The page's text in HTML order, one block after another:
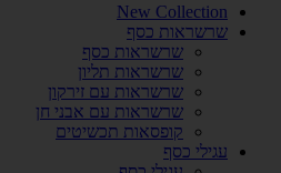
New Collection
שרשראות כסף
שרשראות כסף
שרשראות תליון
שרשראות עם זירקון
שרשראות עם אבני חן
קופסאות תכשיטים
עגילי כסף